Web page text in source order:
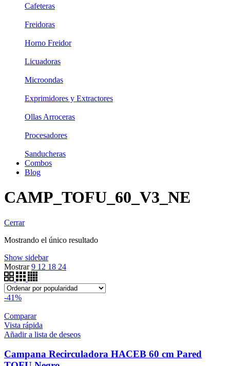
Cafeteras
Freidoras
Horno Freidor
Licuadoras
Microondas
Exprimidores y Extractores
Ollas Arroceras
Procesadores
Sanducheras
Combos
Blog
CAMP_TOFU_60_V3_NE
Cerrar
Mostrando el único resultado
Show sidebar
Mostrar9 12 18 24
-41%
Comparar
Vista rápida
Añadir a lista de deseos
Campana Recirculadora HACEB 60 cm Pared